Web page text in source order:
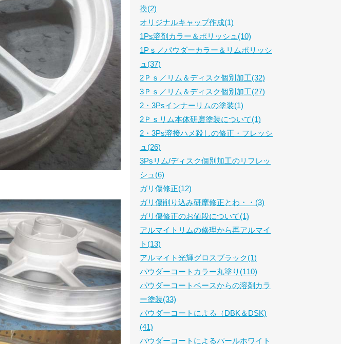
換(2)
オリジナルキャップ作成(1)
1Ps溶剤カラー＆ポリッシュ(10)
1Pｓ／パウダーカラー＆リムポリッシ
ュ(37)
2Ｐｓ／リム＆ディスク個別加工(32)
3Ｐｓ／リム＆ディスク個別加工(27)
2・3Psインナーリムの塗装(1)
2Ｐｓリム本体研磨塗装について(1)
2・3Ps溶接ハメ殺しの修正・フレッシ
ュ(26)
3Psリム/ディスク個別加工のリフレッ
シュ(6)
ガリ傷修正(12)
ガリ傷削り込み研摩修正とわ・・(3)
ガリ傷修正のお値段について(1)
アルマイトリムの修理から再アルマイ
ト(13)
アルマイト光輝グロスブラック(1)
パウダーコートカラー丸塗り(110)
パウダーコートベースからの溶剤カラ
ー塗装(33)
パウダーコートによる（DBK＆DSK)
(41)
パウダーコートによるパールホワイト